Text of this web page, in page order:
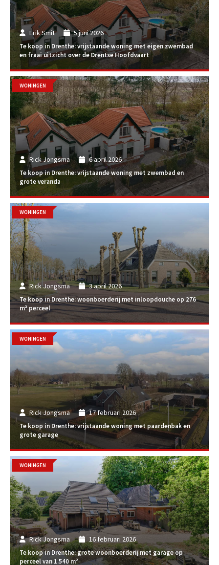
Erik Smit 5 juni 2026
Te koop in Drenthe: vrijstaande woning met eigen zwembad
en fraai uitzicht over de Drentse Hoofdvaart
Rick Jongsma 6 april 2026
Te koop in Drenthe: vrijstaande woning met zwembad en
grote veranda
WONINGEN
Rick Jongsma 3 april 2026
Te koop in Drenthe: woonboerderij met inloopdouche op 276
m² perceel
WONINGEN
Rick Jongsma 17 februari 2026
Te koop in Drenthe: vrijstaande woning met paardenbak en
grote garage
WONINGEN
Rick Jongsma 16 februari 2026
Te koop in Drenthe: grote woonboerderij met garage op
perceel van 1.540 m²
WONINGEN